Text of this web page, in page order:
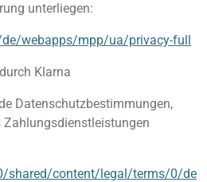
unterliegen:
webapps/mpp/ua/privacy-full
Klarna
Datenschutzbestimmungen,
shared/content/legal/terms/0/de